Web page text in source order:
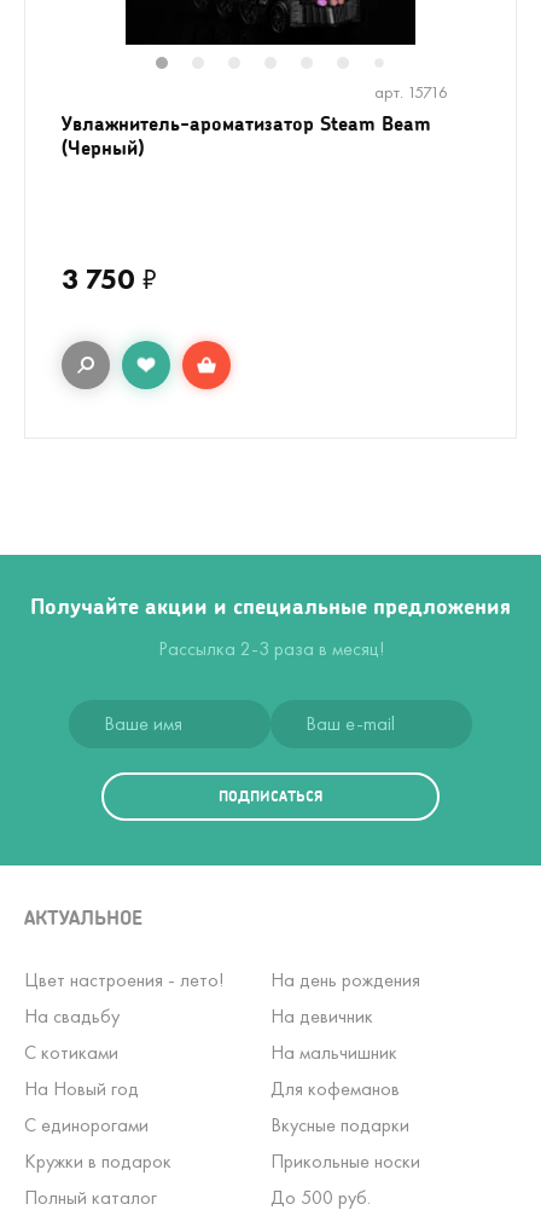
арт. 15716
Увлажнитель-ароматизатор Steam Beam
(Черный)
3 750 ₽
Получайте акции и специальные предложения
Рассылка 2-3 раза в месяц!
ПОДПИСАТЬСЯ
АКТУАЛЬНОЕ
Цвет настроения - лето!
На день рождения
На свадьбу
На девичник
С котиками
На мальчишник
На Новый год
Для кофеманов
С единорогами
Вкусные подарки
Кружки в подарок
Прикольные носки
Полный каталог
До 500 руб.